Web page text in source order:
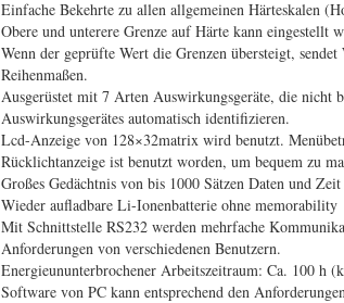
Einfache Bekehrte zu allen allgemeinen Härteskalen
Obere und unterere Grenze auf Härte kann eingestellt
Wenn der geprüfte Wert die Grenzen übersteigt,
Reihenmaßen.
Ausgerüstet mit 7 Arten Auswirkungsgeräte, die nicht
Auswirkungsgerätes automatisch identifizieren.
Lcd-Anzeige von 128×32matrix wird benutzt.
Rücklichtanzeige ist benutzt worden, um bequem zu
Großes Gedächtnis von bis 1000 Sätzen Daten und Zeit
Wieder aufladbare Li-Ionenbatterie ohne memorability
Mit Schnittstelle RS232 werden mehrfache
Anforderungen von verschiedenen Benutzern.
Energieununterbrochener Arbeitszeitraum: Ca. 100 h
Software von PC kann entsprechend den